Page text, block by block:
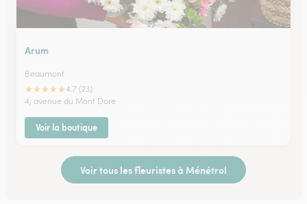
Arum
Beaumont
★★★★★4.7 (23)
4, avenue du Mont Dore
Voir la boutique
Voir tous les fleuristes à Ménétrol